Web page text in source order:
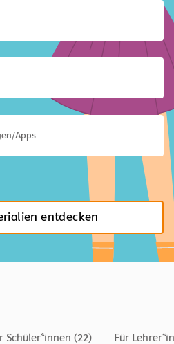
Apps
entdecken
Schüler*innen (22) Für